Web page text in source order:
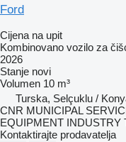
Ford
Cijena na upit
Kombinovano vozilo za
2026
Stanje novi
Volumen 10 m³
Turska, Selçuklu /
CNR MUNICIPAL
EQUIPMENT INDUSTRY
Kontaktirajte prodavatelja